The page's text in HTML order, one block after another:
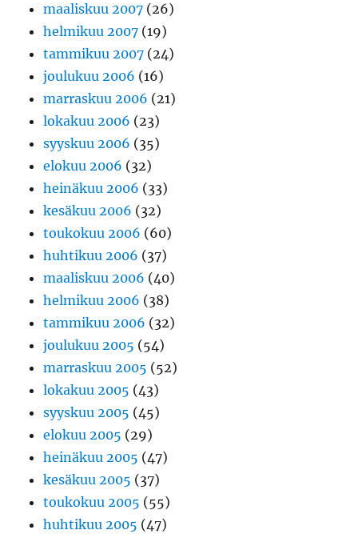
maaliskuu 2007 (26)
helmikuu 2007 (19)
tammikuu 2007 (24)
joulukuu 2006 (16)
marraskuu 2006 (21)
lokakuu 2006 (23)
syyskuu 2006 (35)
elokuu 2006 (32)
heinäkuu 2006 (33)
kesäkuu 2006 (32)
toukokuu 2006 (60)
huhtikuu 2006 (37)
maaliskuu 2006 (40)
helmikuu 2006 (38)
tammikuu 2006 (32)
joulukuu 2005 (54)
marraskuu 2005 (52)
lokakuu 2005 (43)
syyskuu 2005 (45)
elokuu 2005 (29)
heinäkuu 2005 (47)
kesäkuu 2005 (37)
toukokuu 2005 (55)
huhtikuu 2005 (47)